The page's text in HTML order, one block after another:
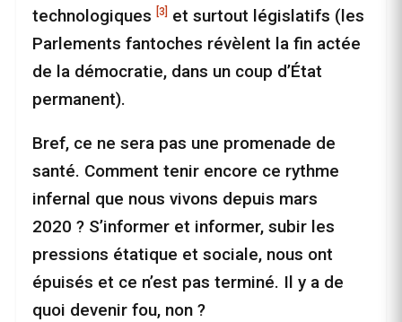
technologiques [3] et surtout législatifs (les
Parlements fantoches révèlent la fin actée
de la démocratie, dans un coup d’État
permanent).
Bref, ce ne sera pas une promenade de
santé. Comment tenir encore ce rythme
infernal que nous vivons depuis mars
2020 ? S’informer et informer, subir les
pressions étatique et sociale, nous ont
épuisés et ce n’est pas terminé. Il y a de
quoi devenir fou, non ?